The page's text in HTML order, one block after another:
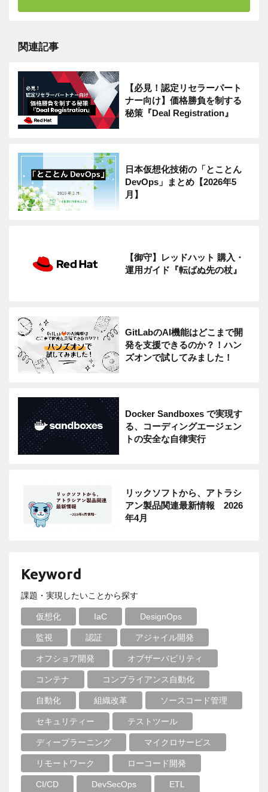
関連記事
【必見！認定リセラーパート
ナー向け】価格勝負を制する
秘策『Deal Registration』
日本仮想化技術の「とことん
DevOps」まとめ【2026年5
月】
【御守】レッドハット 購入・
運用ガイド『転ばぬ先の杖』
GitLabのAI機能はどこまで開
発を支援できるのか？！ハン
ズオンで試してみました！
Docker Sandboxes で実現す
る、コーディングエージェン
トの安全な自律実行
リックソフトから、アトラシ
アン製品関連最新情報 2026
年4月
Keyword
課題・実現したいことから探す
仮想化 IaC DesignOps
監視 認証 アジャイル開発
オフショア開発 オブザーバビリティ
コンテナ コンプライアンス自動化
自動化 組織改革 ソースコード管理
セキュリティー テストツール
ディープラーニング マイクロサービス
リモートワーク ローコード開発
CI/CD DevSecOps ETL